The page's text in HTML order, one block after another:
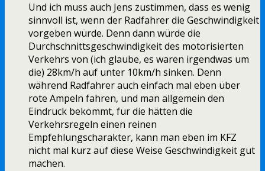
Und ich muss auch Jens zustimmen, dass es wenig
sinnvoll ist, wenn der Radfahrer die Geschwindigkeit
vorgeben würde. Denn dann würde die
Durchschnittsgeschwindigkeit des motorisierten
Verkehrs von (ich glaube, es waren irgendwas um
die) 28km/h auf unter 10km/h sinken. Denn
während Radfahrer auch einfach mal eben über
rote Ampeln fahren, und man allgemein den
Eindruck bekommt, für die hätten die
Verkehrsregeln einen reinen
Empfehlungscharakter, kann man eben im KFZ
nicht mal kurz auf diese Weise Geschwindigkeit gut
machen.